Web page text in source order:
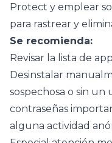
Protect y emplear
para rastrear y
Se recomienda:
Revisar la lista de
Desinstalar
sospechosa o sin un
contraseñas
alguna actividad